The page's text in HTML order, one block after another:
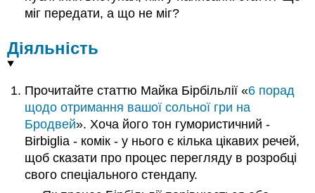
міг передати, а що не міг?
Діяльність
Прочитайте статтю Майка Бірбільлії «6 порад
щодо отримання вашої сольної гри на
Бродвей». Хоча його тон гумористичний -
Birbiglia - комік - у нього є кілька цікавих речей,
щоб сказати про процес перегляду в розробці
свого спеціального стендапу.